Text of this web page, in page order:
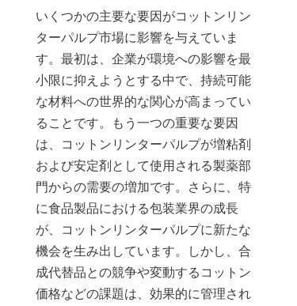
いくつかの主要な要因がコットンリン
ターパルプ市場に影響を与えていま
す。最初は、企業が環境への影響を最
小限に抑えようとする中で、持続可能
な材料への世界的な関心が高まってい
ることです。もう一つの重要な要因
は、コットンリンターパルプが増粘剤
および安定剤として使用される製薬部
門からの需要の増加です。さらに、特
に食品製品における包装業界の成長
が、コットンリンターパルプに新たな
機会を生み出しています。しかし、合
成代替品との競争や変動するコットン
価格などの課題は、効果的に管理され